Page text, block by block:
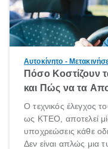
Αυτοκίνητο -
Πόσο Κοστίζουν
και Πώς να τα
Ο τεχνικός έλεγχος
ως ΚΤΕΟ, αποτελεί
υποχρεώσεις κάθε
Δεν είναι απλώς μια